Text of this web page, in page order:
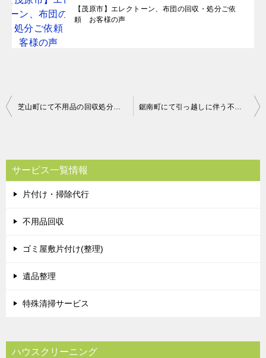
【茂原市】エレクトーン、布団の回収・処分ご依
頼 お客様の声
投
ビ
ゲ
ー
シ
芝山町にて不用品の回収処分のご依頼 お客様の声 鋸南町にて引っ越しに伴う不用品の回収処分のご依頼 お客様の声
サービス一覧情報
片付け・掃除代行
不用品回収
ゴミ屋敷片付け(整理)
遺品整理
特殊清掃サービス
ハウスクリーニング